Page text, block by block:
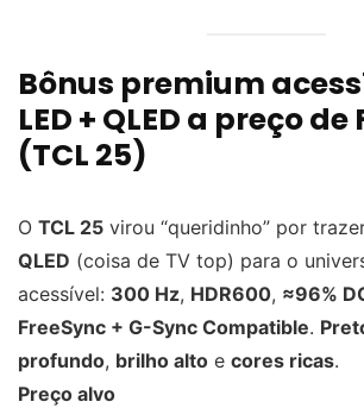
Bônus premium
LED + QLED a preço de
(TCL 25)
O TCL 25 virou “queridinho” por
QLED (coisa de TV top) para o
acessível: 300 Hz, HDR600, ≈96%
FreeSync + G-Sync Compatible.
profundo, brilho alto e cores ricas.
Preço alvo